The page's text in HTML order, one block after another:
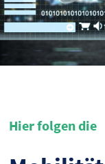
Hier folgen die